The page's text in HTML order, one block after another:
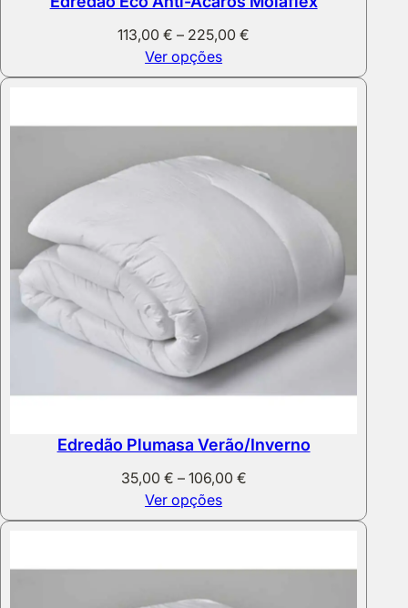
113,00€ – 225,00€
113,00 €
225,00 €
Ver opções
Edredão Plumasa Verão/Inverno
35,00 € – 106,00 €Price
35,00 €
106,00 €
Ver opções